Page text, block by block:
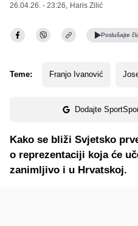
26.04.26. - 23:26, Haris Zilić
Poslušajte
Teme: Franjo Ivanović
Dodajte
Kako se bliži Svjetsko
o reprezentaciji koja će
zanimljivo i u Hrvatskoj.